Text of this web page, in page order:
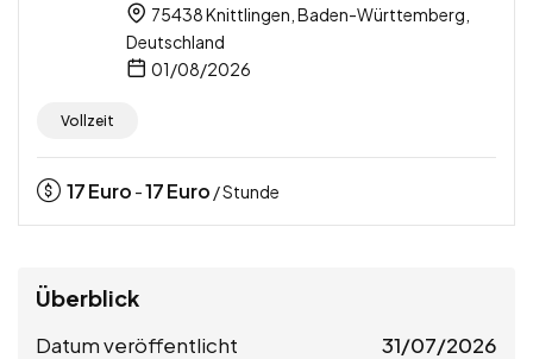
75438 Knittlingen, Baden-Württemberg,
Deutschland
01/08/2026
Vollzeit
17Euro -17Euro / Stunde
Überblick
Datum veröffentlicht 31/07/2026